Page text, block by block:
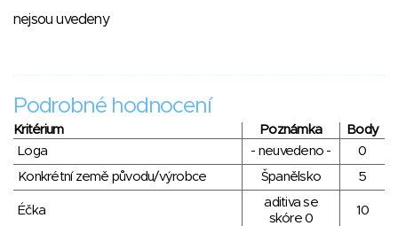
nejsou uvedeny
Podrobné hodnocení
Kritérium Poznámka
Body
Loga
- neuvedeno -
0
Konkrétní země původu/výrobce
Španělsko 5
Éčka
aditiva se
skóre 0
10